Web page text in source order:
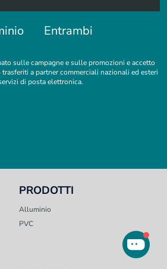
Entrambi
sulle campagne e sulle promozioni e accetto
a partner commerciali nazionali ed esteri
di posta elettronica.
PRODOTTI
Alluminio
PVC